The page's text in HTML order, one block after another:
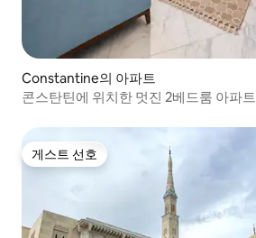
Constantine의 아파트
콘스탄틴에 위치한 멋진 2베드룸 아파트
게스트 선호
게스트 선호